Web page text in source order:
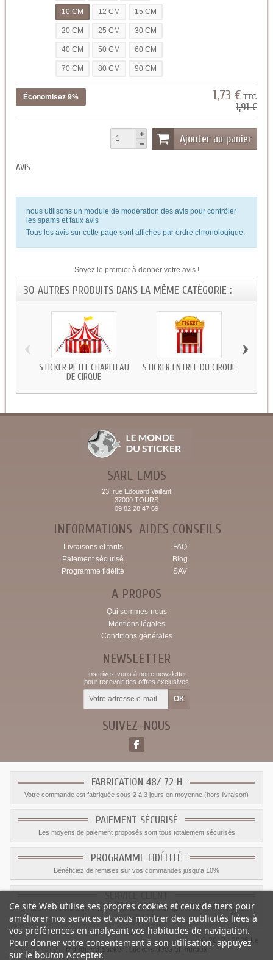
10 CM 12 CM 15 CM
20 CM 25 CM 30 CM
40 CM 50 CM 60 CM
70 CM 80 CM 90 CM
Économisez 9% 1,73 € TTC
1,91 €
Ajouter au panier
AVIS
nous utilisons un module de modération des avis pour contrôler
les spams et faux avis
Tous les avis sur cette page sont affichés par ordre chronologique.
Soyez le premier à donner votre avis !
30 AUTRES PRODUITS DANS LA MÊME CATÉGORIE :
STICKER PETIT CHAPITEAU
DE CIRQUE
STICKER ENTRÉE DU CIRQUE
‹ ›
SARL LMDS
23, rue Edouard Vaillant
37000 TOURS
09 82 28 47 69
INFORMATIONS
Livraisons et tarifs
Paiement sécurisé
Programme fidélité
AIDES CONSEILS
FAQ
Blog
SAV
A PROPOS
Qui sommes-nous
Mentions légales
Conditions générales
NEWSLETTER
Inscrivez-vous à notre newsletter
pour recevoir des offres exclusives
SUIVEZ-NOUS
FABRICATION 48/ 72 H
Votre commande est fabriquée sous 2 à 3 jours en moyenne (hors livraison)
PAIEMENT SÉCURISÉ
Les moyens de paiement proposés sont tous totalement sécurisés
PROGRAMME FIDÉLITÉ
Bénéficiez de remises sur vos commandes jusqu'a 10%
Le service client est a votre disposition du lundi au vendredi de 8h à 17h
09.82.28.47.69.
© 2012 - 2026 Le
Monde du Sticker :
stickers déco et muraux
Ce site Web utilise ses propres cookies et ceux de tiers pour
améliorer nos services et vous montrer des publicités liées à
vos préférences en analysant vos habitudes de navigation.
Pour donner votre consentement à son utilisation, appuyez
sur le bouton Accepter.